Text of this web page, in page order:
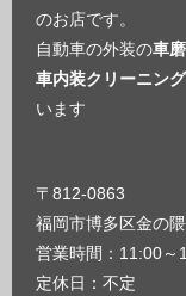
のお店です。
自動車の外装の車
車内装クリーニング
います
〒812-0863
福岡市博多区金の
営業時間：11:00～
定休日：不定